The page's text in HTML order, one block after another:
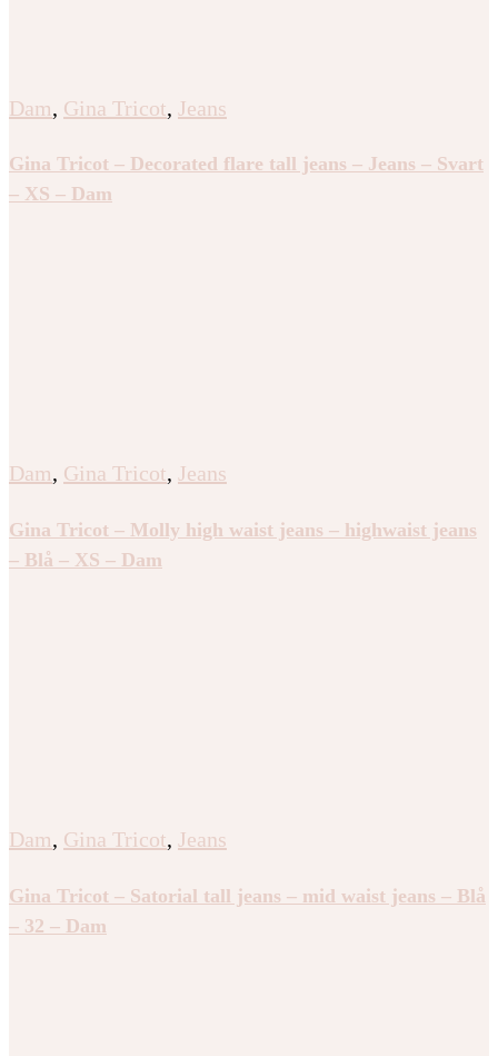
Dam, Gina Tricot, Jeans
Gina Tricot – Decorated flare tall jeans – Jeans – Svart
– XS – Dam
Dam, Gina Tricot, Jeans
Gina Tricot – Molly high waist jeans – highwaist jeans
– Blå – XS – Dam
Dam, Gina Tricot, Jeans
Gina Tricot – Satorial tall jeans – mid waist jeans – Blå
– 32 – Dam